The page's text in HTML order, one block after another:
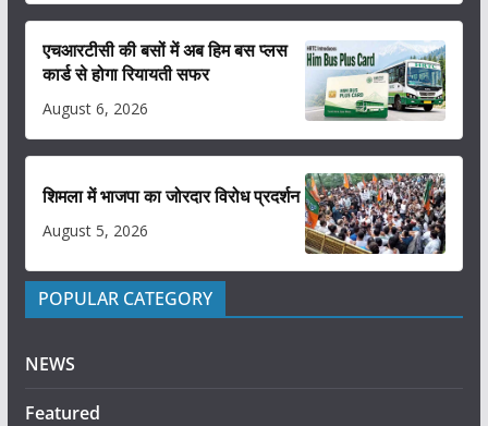
एचआरटीसी की बसों में अब हिम बस प्लस
कार्ड से होगा रियायती सफर
August 6, 2026
शिमला में भाजपा का जोरदार विरोध प्रदर्शन
August 5, 2026
POPULAR CATEGORY
NEWS
Featured